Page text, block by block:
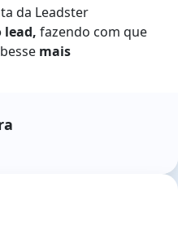
da Leadster
lead, fazendo com que
mais